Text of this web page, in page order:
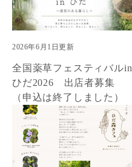
2026年6月1日更新
全国薬草フェスティバルin
ひだ2026 出店者募集
（申込は終了しました）